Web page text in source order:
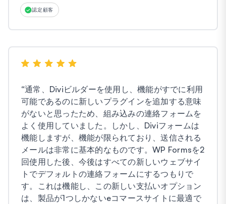
認定顧客
“通常、Diviビルダーを使用し、機能がすでに利用
可能であるのに新しいプラグインを追加する意味
がないと思ったため、組み込みの連絡フォームを
よく使用していました。しかし、Diviフォームは
機能しますが、機能が限られており、送信される
メールは非常に基本的なものです。WP Formsを2
回使用した後、今後はすべての新しいウェブサイ
トでデフォルトの連絡フォームにするつもりで
す。これは機能し、この新しい支払いオプション
は、製品が1つしかないeコマースサイトに最適で